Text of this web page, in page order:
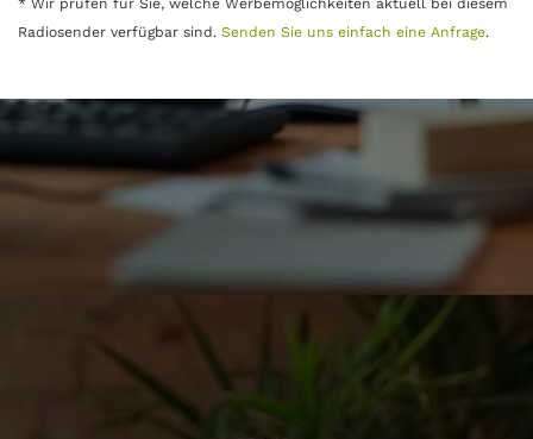
* Wir prüfen für Sie, welche Werbemöglichkeiten aktuell bei diesem
Radiosender verfügbar sind. Senden Sie uns einfach eine Anfrage.